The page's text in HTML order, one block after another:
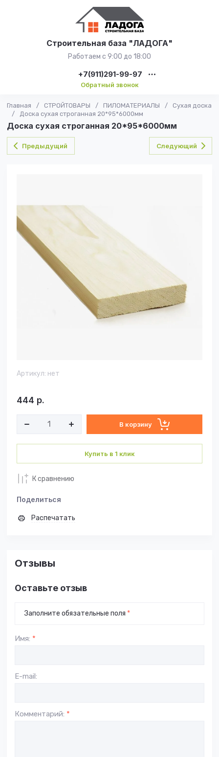
Строительная база "ЛАДОГА"
Работаем с 9:00 до 18:00
+7(911)291-99-97
Обратный звонок
Главная / СТРОЙТОВАРЫ / ПИЛОМАТЕРИАЛЫ /
Сухая доска
/
Доска сухая строганная 20*95*6000мм
Доска сухая строганная 20*95*6000мм
Предыдущий Следующий
Артикул: нет
444 р.
В корзину
Купить в 1 клик
К сравнению
Поделиться
Распечатать
Отзывы
Оставьте отзыв
Заполните обязательные поля *
Имя: *
E-mail:
Комментарий: *